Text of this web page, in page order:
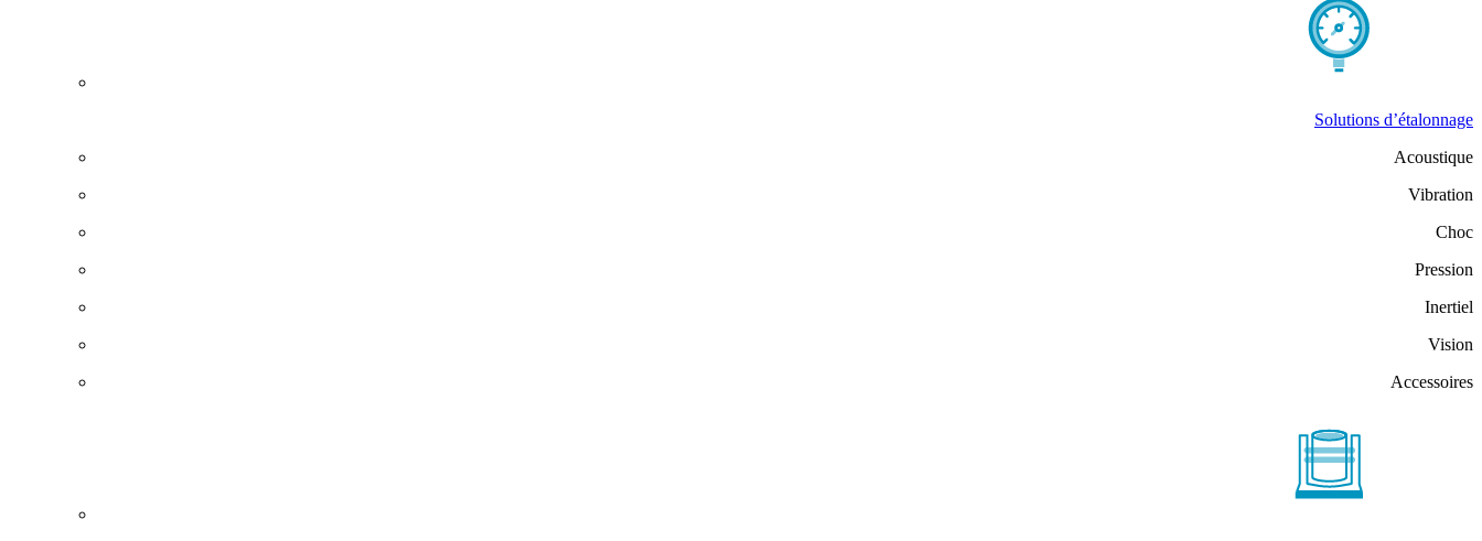
Solutions d’étalonnage
Acoustique
Vibration
Choc
Pression
Inertiel
Vision
Accessoires